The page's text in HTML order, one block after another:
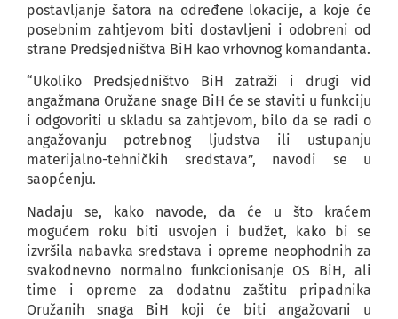
postavljanje šatora na određene lokacije, a koje će
posebnim zahtjevom biti dostavljeni i odobreni od
strane Predsjedništva BiH kao vrhovnog komandanta.
“Ukoliko Predsjedništvo BiH zatraži i drugi vid
angažmana Oružane snage BiH će se staviti u funkciju
i odgovoriti u skladu sa zahtjevom, bilo da se radi o
angažovanju potrebnog ljudstva ili ustupanju
materijalno-tehničkih sredstava”, navodi se u
saopćenju.
Nadaju se, kako navode, da će u što kraćem
mogućem roku biti usvojen i budžet, kako bi se
izvršila nabavka sredstava i opreme neophodnih za
svakodnevno normalno funkcionisanje OS BiH, ali
time i opreme za dodatnu zaštitu pripadnika
Oružanih snaga BiH koji će biti angažovani u